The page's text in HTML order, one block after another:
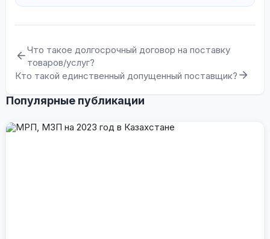
Что такое долгосрочный договор на поставку
товаров/услуг?
Кто такой единственный допущенный поставщик?
Популярные публикации